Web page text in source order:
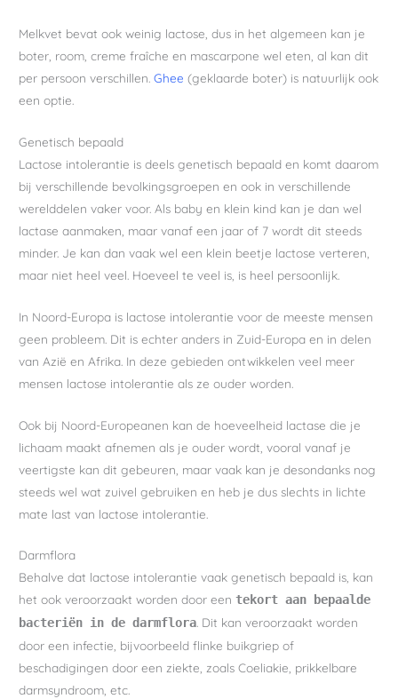
Melkvet bevat ook weinig lactose, dus in het algemeen kan je
boter, room, creme fraîche en mascarpone wel eten, al kan dit
per persoon verschillen. Ghee (geklaarde boter) is natuurlijk ook
een optie.
Genetisch bepaald
Lactose intolerantie is deels genetisch bepaald en komt daarom
bij verschillende bevolkingsgroepen en ook in verschillende
werelddelen vaker voor. Als baby en klein kind kan je dan wel
lactase aanmaken, maar vanaf een jaar of 7 wordt dit steeds
minder. Je kan dan vaak wel een klein beetje lactose verteren,
maar niet heel veel. Hoeveel te veel is, is heel persoonlijk.
In Noord-Europa is lactose intolerantie voor de meeste mensen
geen probleem. Dit is echter anders in Zuid-Europa en in delen
van Azië en Afrika. In deze gebieden ontwikkelen veel meer
mensen lactose intolerantie als ze ouder worden.
Ook bij Noord-Europeanen kan de hoeveelheid lactase die je
lichaam maakt afnemen als je ouder wordt, vooral vanaf je
veertigste kan dit gebeuren, maar vaak kan je desondanks nog
steeds wel wat zuivel gebruiken en heb je dus slechts in lichte
mate last van lactose intolerantie.
Darmflora
Behalve dat lactose intolerantie vaak genetisch bepaald is, kan
het ook veroorzaakt worden door eentekort aan bepaalde
bacteriën in de darmflora. Dit kan veroorzaakt worden
door een infectie, bijvoorbeeld flinke buikgriep of
beschadigingen door een ziekte, zoals Coeliakie, prikkelbare
darmsyndroom, etc.